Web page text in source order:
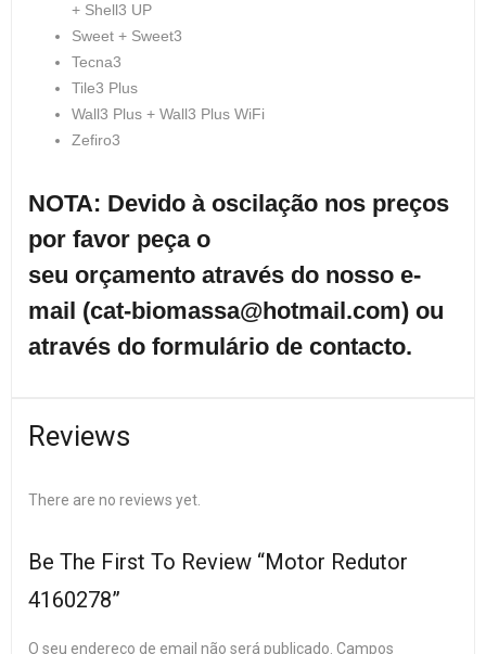
+ Shell3 UP
Sweet + Sweet3
Tecna3
Tile3 Plus
Wall3 Plus + Wall3 Plus WiFi
Zefiro3
NOTA: Devido à oscilação nos preços
por favor peça o
seu orçamento através do nosso e-
mail (cat-biomassa@hotmail.com) ou
através do formulário de contacto.
Reviews
There are no reviews yet.
Be The First To Review “Motor Redutor
4160278”
O seu endereço de email não será publicado. Campos